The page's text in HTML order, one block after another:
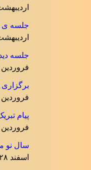
اردیبهشت ۹,
جلسه ی
اردیبهشت ۷,
جلسه
فروردین ۱۶, ۱۴۰۴
فروردین ۱۲, ۱۴۰۴
پیام
فروردین ۱۰, ۱۴۰۴
سال نو
اسفند ۲۸, ۱۴۰۳